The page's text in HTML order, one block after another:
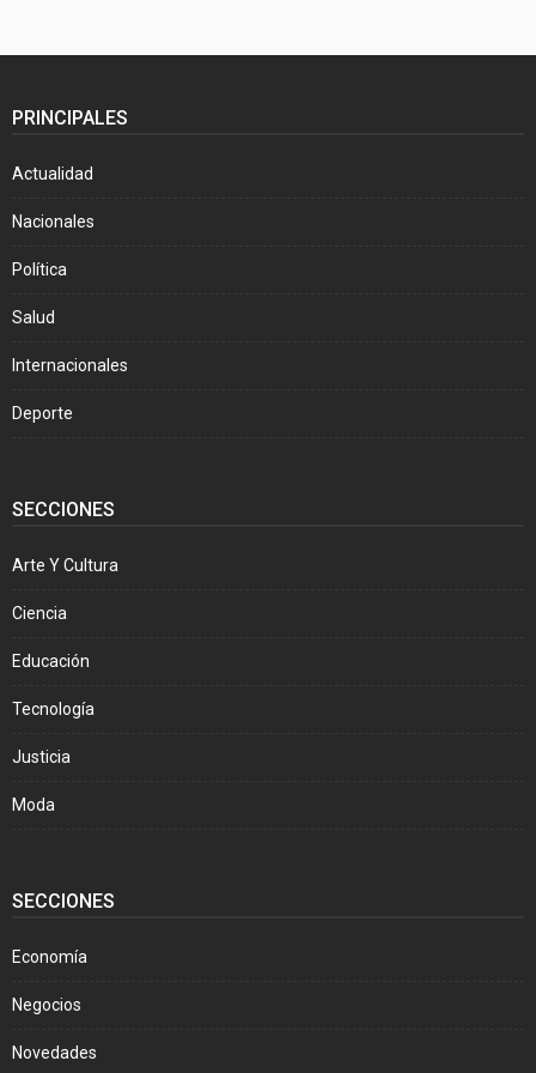
PRINCIPALES
Actualidad
Nacionales
Política
Salud
Internacionales
Deporte
SECCIONES
Arte Y Cultura
Ciencia
Educación
Tecnología
Justicia
Moda
SECCIONES
Economía
Negocios
Novedades